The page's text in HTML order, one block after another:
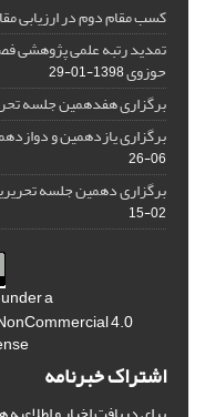
کسب مقام دوم در ارزیابی
تمدید رتبه علمی پژوهشی
حوزوی1398-01-29
برگزاری هفدهمین جلسه
برگزاری یازدهمین و
06-26
برگزاری دهمین جلسه
02-15
a
4.0
اشتراک خبرنامه